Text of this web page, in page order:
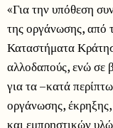
«Για την υπόθεση
της οργάνωσης, από
Καταστήματα
αλλοδαπούς, ενώ σε
για τα –κατά
οργάνωσης,
και εμπρηστικών